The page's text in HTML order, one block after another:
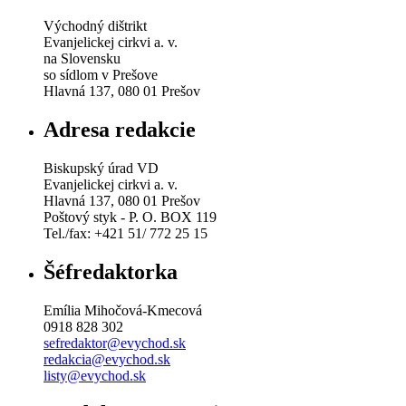
Východný dištrikt
Evanjelickej cirkvi a. v.
na Slovensku
so sídlom v Prešove
Hlavná 137, 080 01 Prešov
Adresa redakcie
Biskupský úrad VD
Evanjelickej cirkvi a. v.
Hlavná 137, 080 01 Prešov
Poštový styk - P. O. BOX 119
Tel./fax: +421 51/ 772 25 15
Šéfredaktorka
Emília Mihočová-Kmecová
0918 828 302
sefredaktor@evychod.sk
redakcia@evychod.sk
listy@evychod.sk